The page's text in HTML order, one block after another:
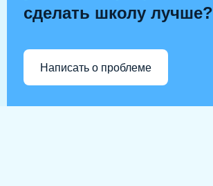
сделать школу лучше?
Написать о проблеме